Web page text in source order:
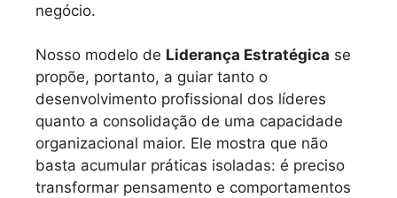
negócio.
Nosso modelo de Liderança Estratégica se
propõe, portanto, a guiar tanto o
desenvolvimento profissional dos líderes
quanto a consolidação de uma capacidade
organizacional maior. Ele mostra que não
basta acumular práticas isoladas: é preciso
transformar pensamento e comportamentos